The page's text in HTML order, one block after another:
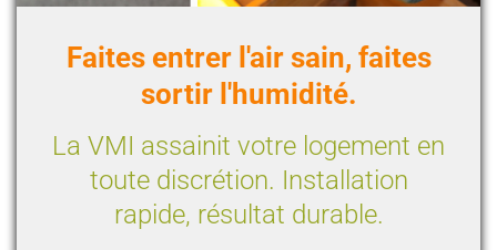
Faites entrer l'air sain, faites
sortir l'humidité.
La VMI assainit votre logement en
toute discrétion. Installation
rapide, résultat durable.